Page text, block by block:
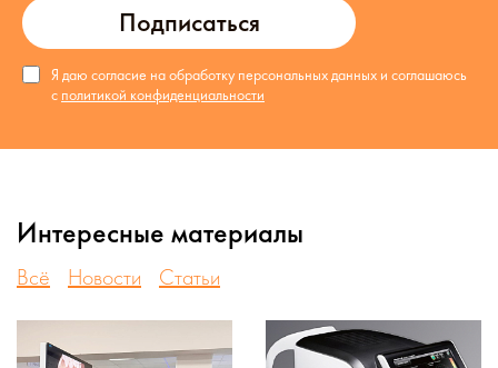
Подписаться
Я даю согласие на обработку персональных данных и соглашаюсь
с политикой конфиденциальности
Интересные материалы
Всё Новости Статьи